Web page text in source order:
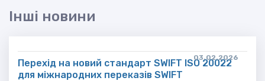
Інші новини
03.02.2026
Перехід на новий стандарт SWIFT ISO 20022
для міжнародних переказів SWIFT